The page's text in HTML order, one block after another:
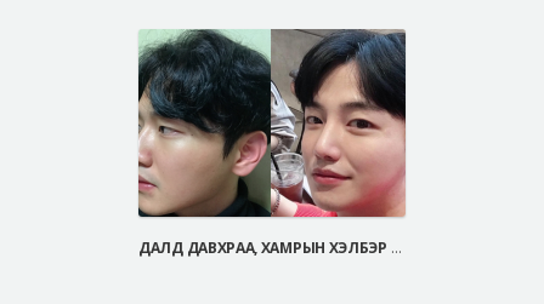
ДАЛД ДАВХРАА, ХАМРЫН ХЭЛБЭР ЗАСАХ МЭС ЗАСАЛ